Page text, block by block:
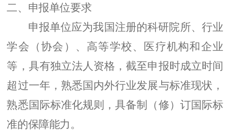
二、 申报单位要求
申报单位应为我国注册的科研院所、 行业
学会（协会）、 高等学校、 医疗机构和企业
等，具有独立法人资格，截至申报时成立时间
超过一年 ， 熟悉国内外行业发展与标准现状 ，
熟悉国际标准化规则，具备制（修）订国际标
准的保障能力。